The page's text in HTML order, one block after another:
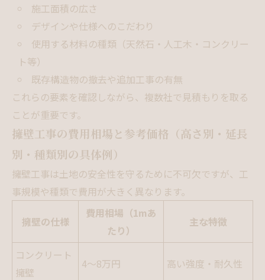
施工面積の広さ
デザインや仕様へのこだわり
使用する材料の種類（天然石・人工木・コンクリー
ト等）
既存構造物の撤去や追加工事の有無
これらの要素を確認しながら、複数社で見積もりを取る
ことが重要です。
擁壁工事の費用相場と参考価格（高さ別・延長
別・種類別の具体例）
擁壁工事は土地の安全性を守るために不可欠ですが、工
事規模や種類で費用が大きく異なります。
擁壁の仕様
費用相場（1mあ
たり）
主な特徴
コンクリート
擁壁
4～8万円 高い強度・耐久性